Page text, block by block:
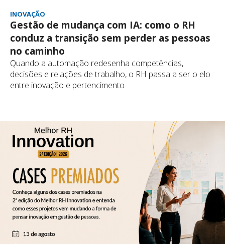
INOVAÇÃO
Gestão de mudança com IA: como o RH
conduz a transição sem perder as pessoas
no caminho
Quando a automação redesenha competências,
decisões e relações de trabalho, o RH passa a ser o elo
entre inovação e pertencimento